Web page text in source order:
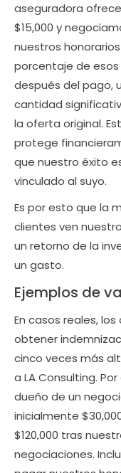
aseguradora
$15,000 y
nuestros
porcentaje de esos
después del pago,
cantidad
la oferta original.
protege
que nuestro éxito
vinculado al suyo.
Es por esto que la
clientes ven
un retorno de la
un gasto.
Ejemplos de
En casos reales,
obtener
cinco veces más
a LA Consulting.
dueño de un
inicialmente
$120,000 tras
negociaciones.